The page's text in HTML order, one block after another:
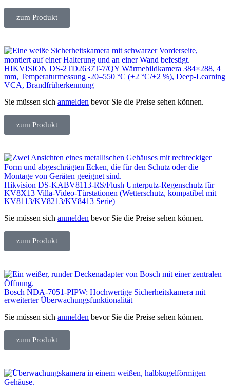
zum Produkt
HIKVISION DS-2TD2637T-7/QY Wärmebildkamera 384×288, 4
mm, Temperaturmessung -20–550 °C (±2 °C/±2 %), Deep-Learning
VCA, Brandfrüherkennung
Sie müssen sich anmelden bevor Sie die Preise sehen können.
zum Produkt
Hikvision DS-KABV8113-RS/Flush Unterputz-Regenschutz für
KV8X13 Villa-Video-Türstationen (Wetterschutz, kompatibel mit
KV8113/KV8213/KV8413 Serie)
Sie müssen sich anmelden bevor Sie die Preise sehen können.
zum Produkt
Bosch NDA-7051-PIPW: Hochwertige Sicherheitskamera mit
erweiterter Überwachungsfunktionalität
Sie müssen sich anmelden bevor Sie die Preise sehen können.
zum Produkt